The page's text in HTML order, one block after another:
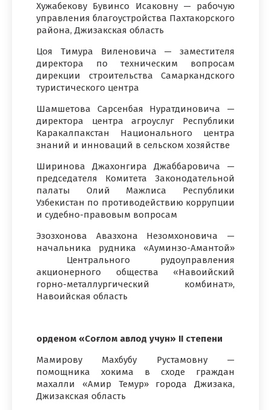
Хужабекову Бувинсо Исаковну — рабочую
управления благоустройства Пахтакорского
района, Джизакская область
Цоя Тимура Виленовича — заместителя
директора по техническим вопросам
дирекции строительства Самаркандского
туристического центра
Шамшетова Сарсенбая Нуратдиновича —
директора центра агроуслуг Республики
Каракалпакстан Национального центра
знаний и инноваций в сельском хозяйстве
Ширинова Джахонгира Джаббаровича —
председателя Комитета Законодательной
палаты Олий Мажлиса Республики
Узбекистан по противодействию коррупции
и судебно-правовым вопросам
Эзозхонова Авазхона Незомхоновича —
начальника рудника «Ауминзо-Амантой»
Центрального рудоуправления
акционерного общества «Навоийский
горно-металлургический комбинат»,
Навоийская область
орденом «Соғлом авлод учун» II степени
Мамирову Махбубу Рустамовну —
помощника хокима в сходе граждан
махалли «Амир Темур» города Джизака,
Джизакская область